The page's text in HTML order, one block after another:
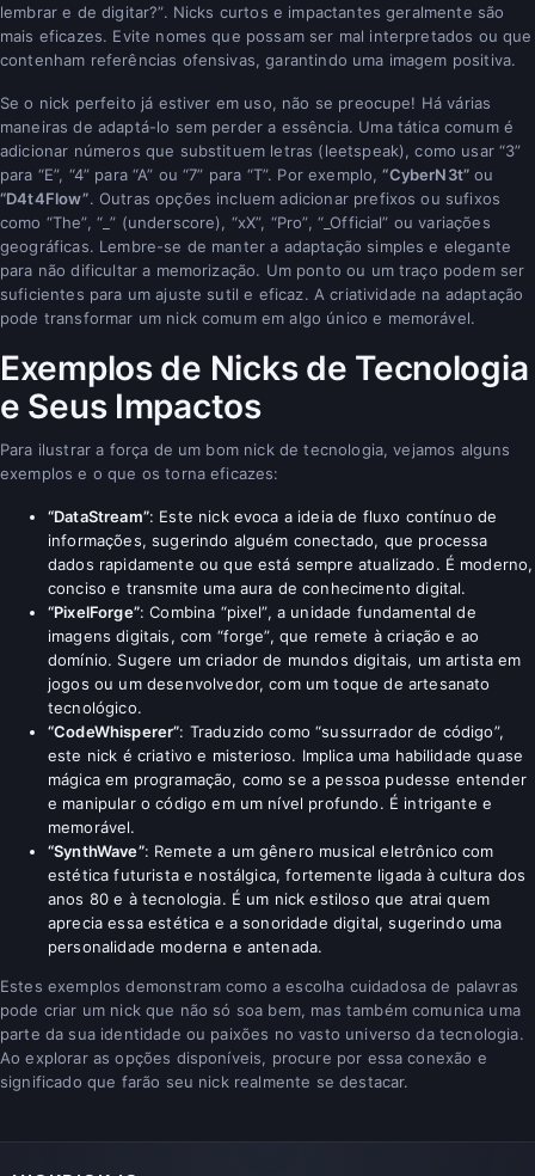
lembrar e de digitar?”. Nicks curtos e impactantes geralmente são
mais eficazes. Evite nomes que possam ser mal interpretados ou que
contenham referências ofensivas, garantindo uma imagem positiva.
Se o nick perfeito já estiver em uso, não se preocupe! Há várias
maneiras de adaptá-lo sem perder a essência. Uma tática comum é
adicionar números que substituem letras (leetspeak), como usar “3”
para “E”, “4” para “A” ou “7” para “T”. Por exemplo,“CyberN3t” ou
“D4t4Flow”. Outras opções incluem adicionar prefixos ou sufixos
como “The”, “_” (underscore), “xX”, “Pro”, “_Official” ou variações
geográficas. Lembre-se de manter a adaptação simples e elegante
para não dificultar a memorização. Um ponto ou um traço podem ser
suficientes para um ajuste sutil e eficaz. A criatividade na adaptação
pode transformar um nick comum em algo único e memorável.
Exemplos de Nicks de Tecnologia
e Seus Impactos
Para ilustrar a força de um bom nick de tecnologia, vejamos alguns
exemplos e o que os torna eficazes:
“DataStream”: Este nick evoca a ideia de fluxo contínuo de
informações, sugerindo alguém conectado, que processa
dados rapidamente ou que está sempre atualizado. É moderno,
conciso e transmite uma aura de conhecimento digital.
“PixelForge”: Combina “pixel”, a unidade fundamental de
imagens digitais, com “forge”, que remete à criação e ao
domínio. Sugere um criador de mundos digitais, um artista em
jogos ou um desenvolvedor, com um toque de artesanato
tecnológico.
“CodeWhisperer”: Traduzido como “sussurrador de código”,
este nick é criativo e misterioso. Implica uma habilidade quase
mágica em programação, como se a pessoa pudesse entender
e manipular o código em um nível profundo. É intrigante e
memorável.
“SynthWave”: Remete a um gênero musical eletrônico com
estética futurista e nostálgica, fortemente ligada à cultura dos
anos 80 e à tecnologia. É um nick estiloso que atrai quem
aprecia essa estética e a sonoridade digital, sugerindo uma
personalidade moderna e antenada.
Estes exemplos demonstram como a escolha cuidadosa de palavras
pode criar um nick que não só soa bem, mas também comunica uma
parte da sua identidade ou paixões no vasto universo da tecnologia.
Ao explorar as opções disponíveis, procure por essa conexão e
significado que farão seu nick realmente se destacar.